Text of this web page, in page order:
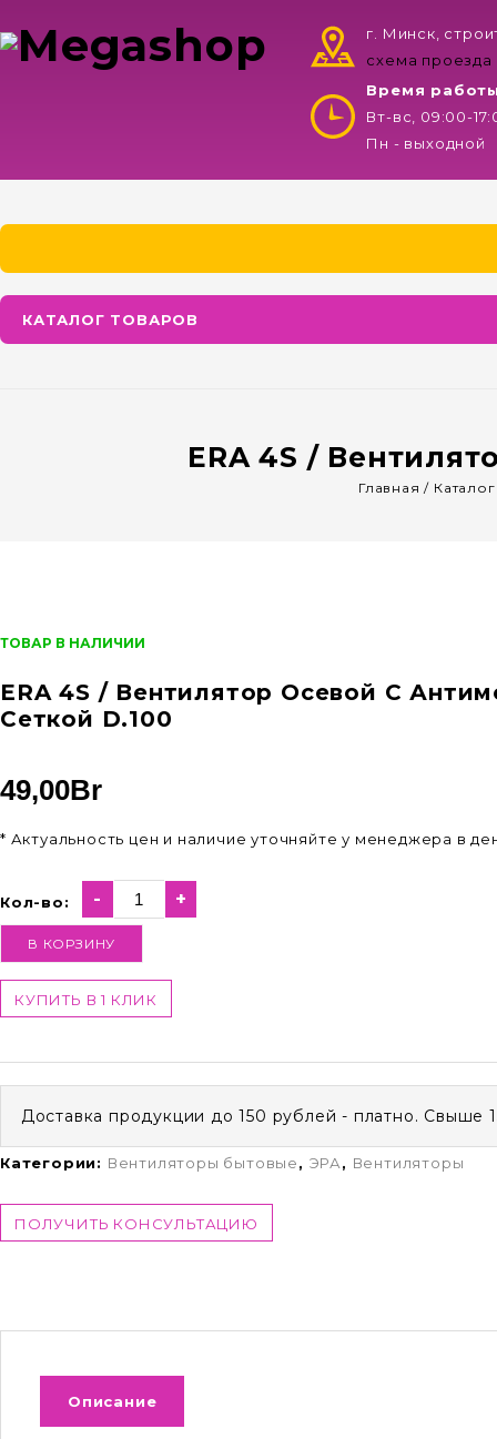
г. Минск,
схема проезда
Время
Вт-вс, 09:00-
Пн - выходной
КАТАЛОГ ТОВАРОВ
ERA 4S /
Главная / Каталог
ТОВАР В НАЛИЧИИ
ERA 4S / Вентилятор Осевой C
Сеткой D.100
49,00Br
* Актуальность цен и наличие уточняйте у менеджера в
Кол-во: - +
В КОРЗИНУ
КУПИТЬ В 1 КЛИК
Доставка продукции до 150 рублей - платно. Свыше
Категории: Вентиляторы бытовые, ЭРА, Вентиляторы
ПОЛУЧИТЬ КОНСУЛЬТАЦИЮ
Описание